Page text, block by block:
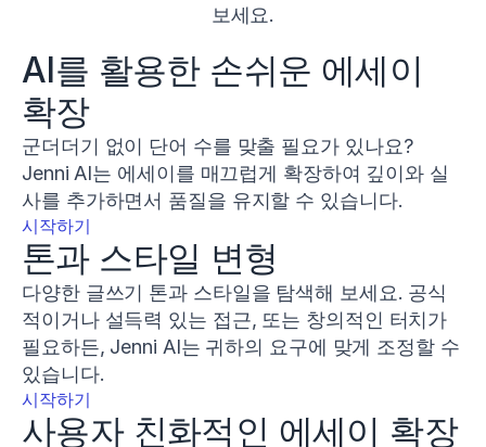
보세요.
AI를 활용한 손쉬운 에세이
확장
군더더기 없이 단어 수를 맞출 필요가 있나요?
Jenni AI는 에세이를 매끄럽게 확장하여 깊이와 실
사를 추가하면서 품질을 유지할 수 있습니다.
시작하기
톤과 스타일 변형
다양한 글쓰기 톤과 스타일을 탐색해 보세요. 공식
적이거나 설득력 있는 접근, 또는 창의적인 터치가
필요하든, Jenni AI는 귀하의 요구에 맞게 조정할 수
있습니다.
시작하기
사용자 친화적인 에세이 확장